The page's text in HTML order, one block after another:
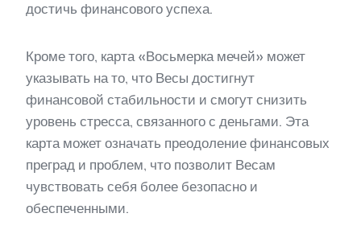
достичь финансового успеха.
Кроме того, карта «Восьмерка мечей» может
указывать на то, что Весы достигнут
финансовой стабильности и смогут снизить
уровень стресса, связанного с деньгами. Эта
карта может означать преодоление финансовых
преград и проблем, что позволит Весам
чувствовать себя более безопасно и
обеспеченными.